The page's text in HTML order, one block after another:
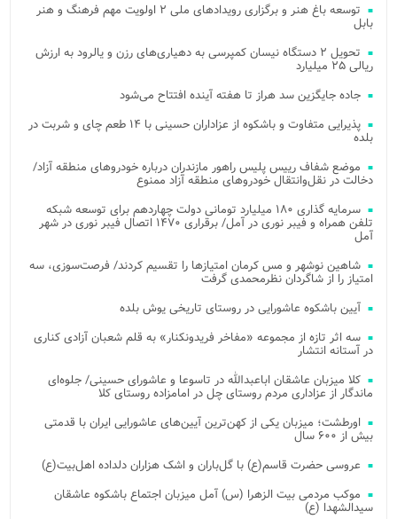
توسعه باغ هنر و برگزاری رویدادهای ملی ۲ اولویت مهم فرهنگ و هنر
بابل
تحویل ۲ دستگاه نیسان کمپرسی به دهیاری‌های رزن و یالرود به ارزش
ریالی ۲۵ میلیارد
جاده جایگزین سد هراز تا هفته آینده افتتاح می‌شود
پذیرایی متفاوت و باشکوه از عزاداران حسینی با ۱۴ طعم چای و شربت در
بلده
موضع شفاف رییس پلیس راهور مازندران درباره خودروهای منطقه آزاد/
دخالت در نقل‌وانتقال خودروهای منطقه آزاد ممنوع
سرمایه گذاری ۱۸۰ میلیارد تومانی دولت چهاردهم برای توسعه شبکه
تلفن همراه و فیبر نوری در آمل/ برقراری ۱۴۷۰ اتصال فیبر نوری در شهر
آمل
شاهین نوشهر و مس کرمان امتیازها را تقسیم کردند/ فرصت‌سوزی، سه
امتیاز را از شاگردان نظرمحمدی گرفت
آیین باشکوه عاشورایی در روستای تاریخی یوش بلده
سه اثر تازه از مجموعه «مفاخر فریدونکنار» به قلم شعبان آزادی کناری
در آستانه انتشار
کلا میزبان عاشقان اباعبدالله در تاسوعا و عاشورای حسینی/ جلوه‌ای
ماندگار از عزاداری مردم روستای چل در امامزاده روستای کلا
اورطشت؛ میزبان یکی از کهن‌ترین آیین‌های عاشورایی ایران با قدمتی
بیش از ۶۰۰ سال
عروسی حضرت قاسم(ع) با گل‌باران و اشک هزاران دلداده اهل‌بیت(ع)
موکب مردمی بیت‌ الزهرا (س) آمل میزبان اجتماع باشکوه عاشقان
سیدالشهدا (ع)